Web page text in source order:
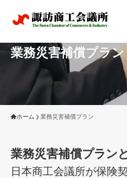
業務災害補償プラン
ホーム 業務災害補償プラン
業務災害補償プラン
日本商工会議所が保険